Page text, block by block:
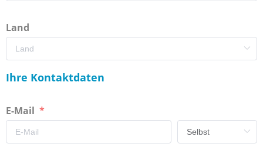
Land
Ihre Kontaktdaten
E-Mail